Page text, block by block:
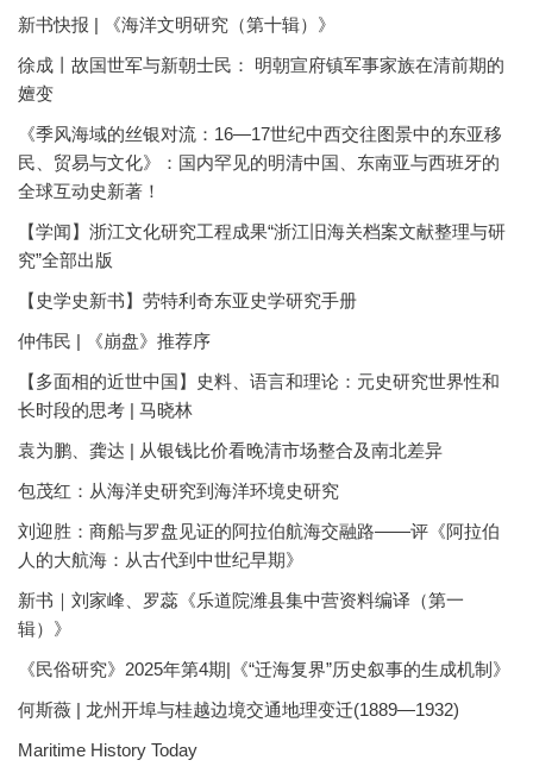
新书快报 | 《海洋文明研究（第十辑）》
徐成丨故国世军与新朝士民： 明朝宣府镇军事家族在清前期的
嬗变
《季风海域的丝银对流：16—17世纪中西交往图景中的东亚移
民、贸易与文化》：国内罕见的明清中国、东南亚与西班牙的
全球互动史新著！
【学闻】浙江文化研究工程成果“浙江旧海关档案文献整理与研
究”全部出版
【史学史新书】劳特利奇东亚史学研究手册
仲伟民 | 《崩盘》推荐序
【多面相的近世中国】史料、语言和理论：元史研究世界性和
长时段的思考 | 马晓林
袁为鹏、龚达 | 从银钱比价看晚清市场整合及南北差异
包茂红：从海洋史研究到海洋环境史研究
刘迎胜：商船与罗盘见证的阿拉伯航海交融路——评《阿拉伯
人的大航海：从古代到中世纪早期》
新书｜刘家峰、罗蕊《乐道院潍县集中营资料编译（第一
辑）》
《民俗研究》2025年第4期|《“迁海复界”历史叙事的生成机制》
何斯薇 | 龙州开埠与桂越边境交通地理变迁(1889—1932)
Maritime History Today